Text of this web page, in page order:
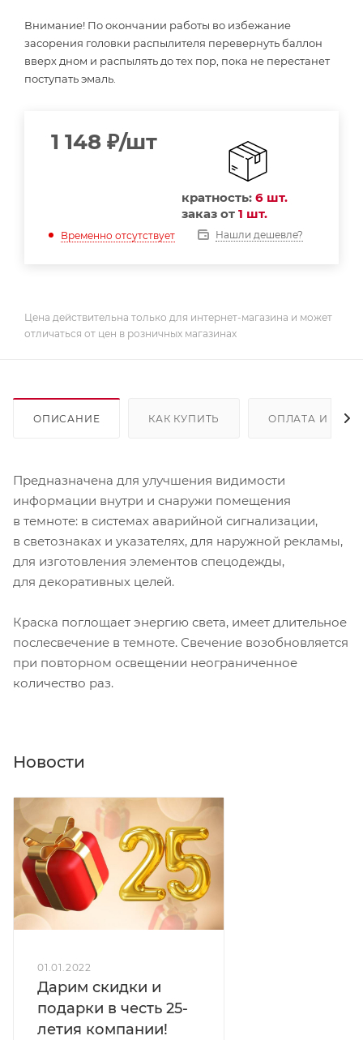
Внимание! По окончании работы во избежание
засорения головки распылителя перевернуть баллон
вверх дном и распылять до тех пор, пока не перестанет
поступать эмаль.
1 148 ₽/шт
кратность: 6 шт.
заказ от 1 шт.
Временно отсутствует Нашли дешевле?
Цена действительна только для интернет-магазина и может
отличаться от цен в розничных магазинах
ОПИСАНИЕ КАК КУПИТЬ ОПЛАТА И
Предназначена для улучшения видимости
информации внутри и снаружи помещения
в темноте: в системах аварийной сигнализации,
в светознаках и указателях, для наружной рекламы,
для изготовления элементов спецодежды,
для декоративных целей.
Краска поглощает энергию света, имеет длительное
послесвечение в темноте. Свечение возобновляется
при повторном освещении неограниченное
количество раз.
Новости
01.01.2022
Дарим скидки и
подарки в честь 25-
летия компании!